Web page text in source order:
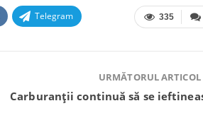
335
Telegram
URMĂTORUL ARTICOL
Carburanții continuă să se